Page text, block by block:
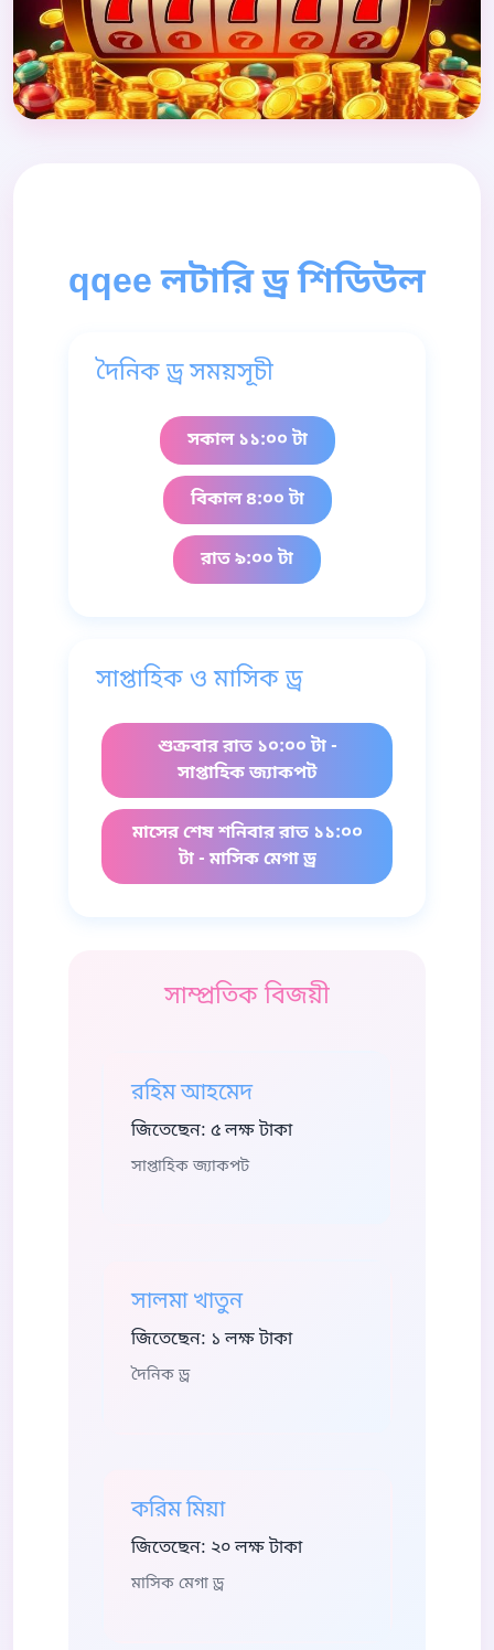
qqee লটারি ড্র শিডিউল
দৈনিক ড্র সময়সূচী
সকাল ১১:০০ টা
বিকাল ৪:০০ টা
রাত ৯:০০ টা
সাপ্তাহিক ও মাসিক ড্র
শুক্রবার রাত ১০:০০ টা -
সাপ্তাহিক জ্যাকপট
মাসের শেষ শনিবার রাত ১১:০০
টা - মাসিক মেগা ড্র
সাম্প্রতিক বিজয়ী
রহিম আহমেদ
জিতেছেন: ৫ লক্ষ টাকা
সাপ্তাহিক জ্যাকপট
সালমা খাতুন
জিতেছেন: ১ লক্ষ টাকা
দৈনিক ড্র
করিম মিয়া
জিতেছেন: ২০ লক্ষ টাকা
মাসিক মেগা ড্র